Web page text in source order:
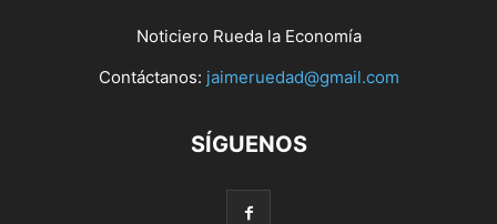
Noticiero Rueda la Economía
Contáctanos: jaimeruedad@gmail.com
SÍGUENOS